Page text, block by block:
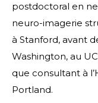
postdoctoral en
neuro-imagerie
à Stanford, avant
Washington, au
que consultant à
Portland.